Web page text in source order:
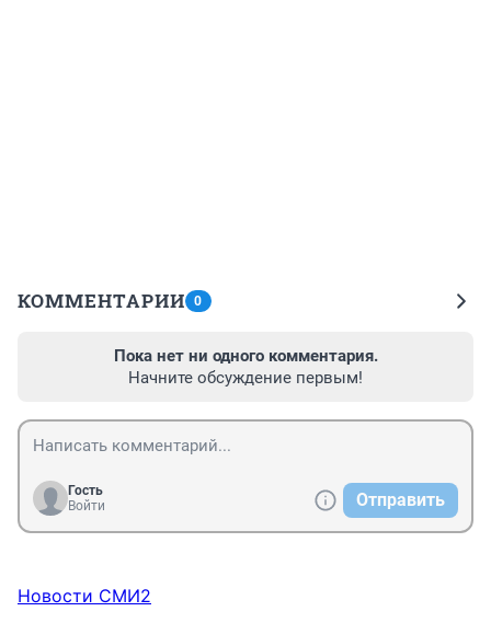
КОММЕНТАРИИ 0
Пока нет ни одного комментария.
Начните обсуждение первым!
Гость
Войти
Отправить
Новости СМИ2